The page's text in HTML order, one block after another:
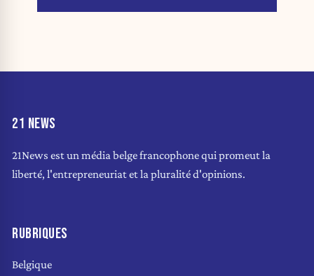
21 NEWS
21News est un média belge francophone qui promeut la
liberté, l'entrepreneuriat et la pluralité d'opinions.
RUBRIQUES
Belgique